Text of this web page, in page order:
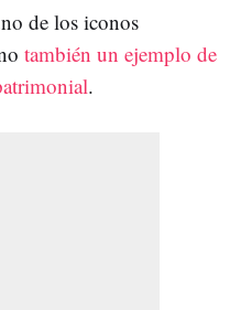
de los iconos
también un ejemplo de
.